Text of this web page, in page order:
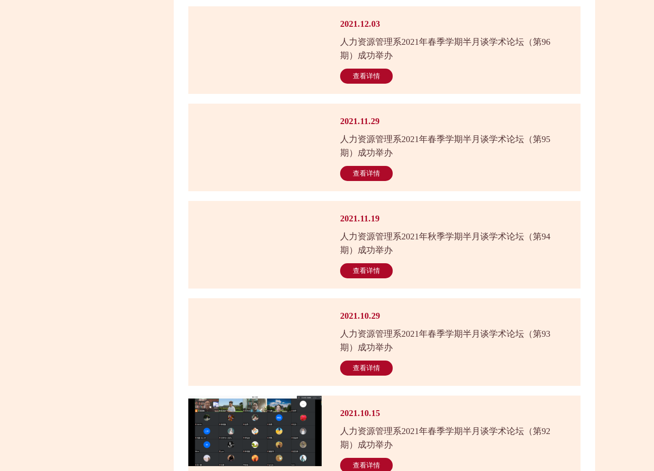
2021.12.03
人力资源管理系2021年春季学期半月谈学术论坛（第96
期）成功举办
查看详情
2021.11.29
人力资源管理系2021年春季学期半月谈学术论坛（第95
期）成功举办
查看详情
2021.11.19
人力资源管理系2021年秋季学期半月谈学术论坛（第94
期）成功举办
查看详情
2021.10.29
人力资源管理系2021年春季学期半月谈学术论坛（第93
期）成功举办
查看详情
2021.10.15
人力资源管理系2021年春季学期半月谈学术论坛（第92
期）成功举办
查看详情